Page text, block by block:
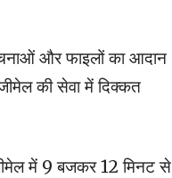
और फाइलों का आदान
की सेवा में दिक्कत
में 9 बजकर 12 मिनट से